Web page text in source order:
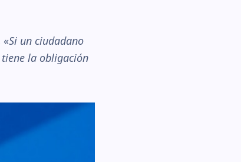
«Si un ciudadano
tiene la obligación